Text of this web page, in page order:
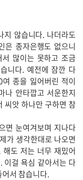
않습니다. 나더라도
은 종자은행도 없으니
많이는 못하고 조금
니다. 예전에 잠깐 다
종을 잃어버린 적이
나 안타깝고 서운한지
씨앗 하나만 구하면 참
면 눈여겨보며 지나다
가 생각한대로 나오면
도 저는 너무 재밌어
이걸 욕심 같아서는 다
서 참습니다.